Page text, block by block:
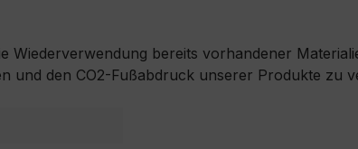
Wiederverwendung bereits vorhandener
und den CO2-Fußabdruck unserer Produkte zu